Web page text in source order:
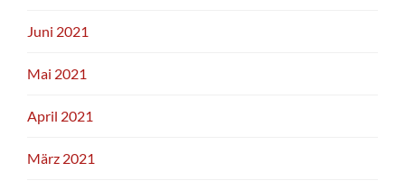
Juni 2021
Mai 2021
April 2021
März 2021